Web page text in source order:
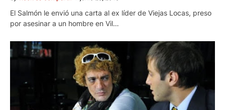
El Salmón le envió una carta al ex líder de Viejas Locas, preso
por asesinar a un hombre en Vil…